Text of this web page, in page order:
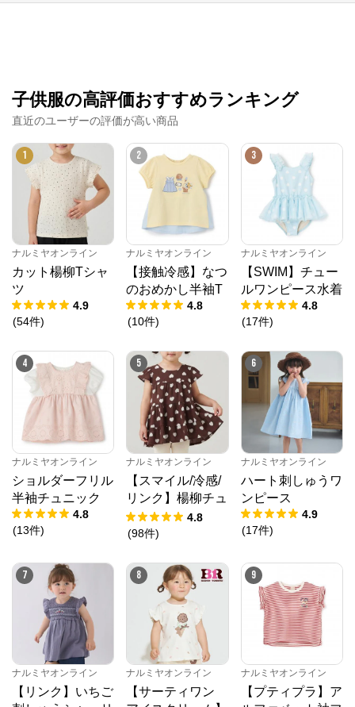
子供服の高評価おすすめランキング
直近のユーザーの評価が高い商品
1
ナルミヤオンライン
カット楊柳Tシャ
ツ
4.9
(54件)
2
ナルミヤオンライン
【接触冷感】なつ
のおめかし半袖T
4.8
(10件)
3
ナルミヤオンライン
【SWIM】チュー
ルワンピース水着
4.8
(17件)
4
ナルミヤオンライン
ショルダーフリル
半袖チュニック
4.8
(13件)
5
ナルミヤオンライン
【スマイル/冷感/
リンク】楊柳チュ
ニック
4.8
(98件)
6
ナルミヤオンライン
ハート刺しゅうワ
ンピース
4.9
(17件)
7
ナルミヤオンライン
【リンク】いちご
8
ナルミヤオンライン
【サーティワン
9
ナルミヤオンライン
【プティプラ】ア
ナルミヤオンライン